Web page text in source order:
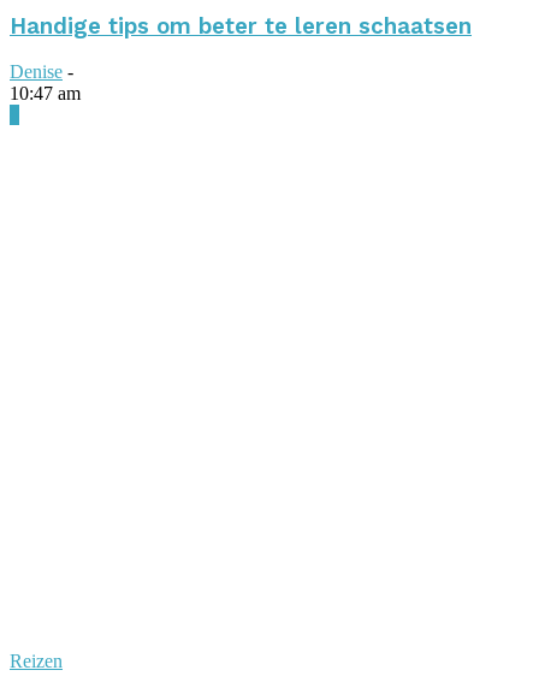
Handige tips om beter te leren schaatsen
Denise -
10:47 am
Reizen